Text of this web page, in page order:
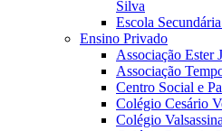
Silva
Escola
Ensino Privado
Associação Ester
Associação
Centro Social e
Colégio Cesário
Colégio Valsassina